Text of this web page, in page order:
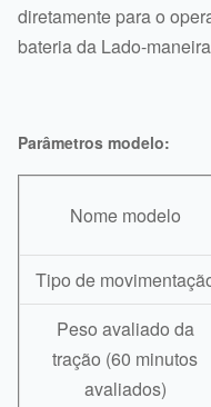
diretamente para o
bateria da Lado-
Parâmetros modelo:
Nome modelo
Tipo de
Peso avaliado da
tração (60 minutos
avaliados)